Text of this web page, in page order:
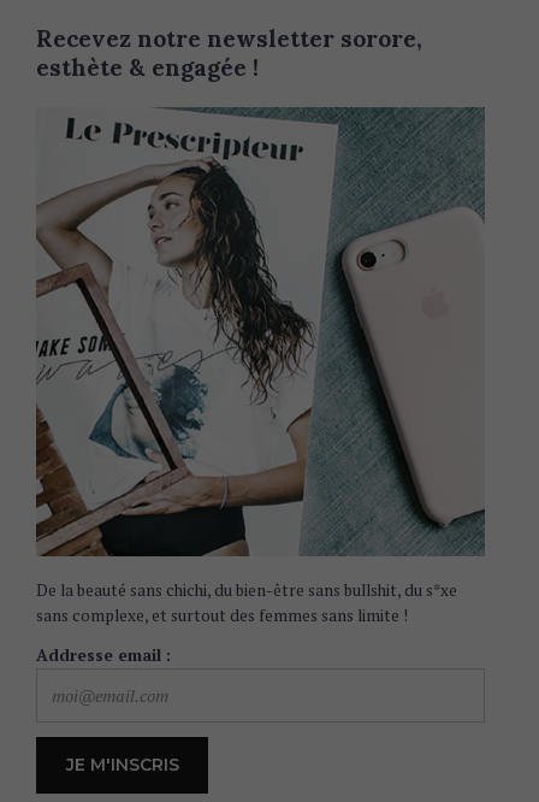
Recevez notre newsletter sorore,
esthète & engagée !
De la beauté sans chichi, du bien-être sans bullshit, du s*xe
sans complexe, et surtout des femmes sans limite !
Addresse email :